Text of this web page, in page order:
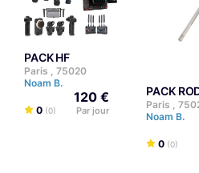
PACK HF
Paris , 75020
Noam B.
0 (0)
120 €
Par jour
PACK
Paris ,
Noam B.
0 (0)